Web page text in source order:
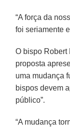
“A força da
foi seriamente
O bispo
proposta
uma mudança
bispos devem
público”.
“A mudança